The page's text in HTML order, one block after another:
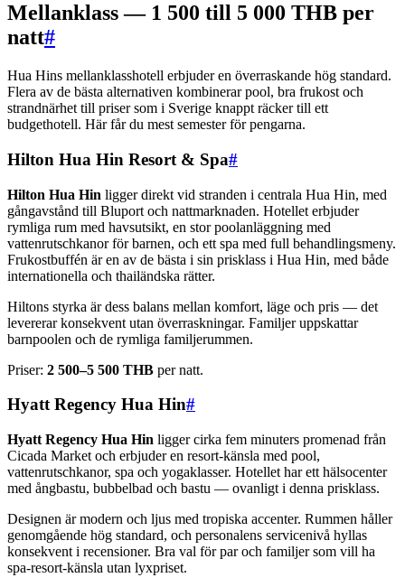
Mellanklass — 1 500 till 5 000 THB per
natt#
Hua Hins mellanklasshotell erbjuder en överraskande hög standard.
Flera av de bästa alternativen kombinerar pool, bra frukost och
strandnärhet till priser som i Sverige knappt räcker till ett
budgethotell. Här får du mest semester för pengarna.
Hilton Hua Hin Resort & Spa#
Hilton Hua Hin ligger direkt vid stranden i centrala Hua Hin, med
gångavstånd till Bluport och nattmarknaden. Hotellet erbjuder
rymliga rum med havsutsikt, en stor poolanläggning med
vattenrutschkanor för barnen, och ett spa med full behandlingsmeny.
Frukostbuffén är en av de bästa i sin prisklass i Hua Hin, med både
internationella och thailändska rätter.
Hiltons styrka är dess balans mellan komfort, läge och pris — det
levererar konsekvent utan överraskningar. Familjer uppskattar
barnpoolen och de rymliga familjerummen.
Priser: 2 500–5 500 THB per natt.
Hyatt Regency Hua Hin#
Hyatt Regency Hua Hin ligger cirka fem minuters promenad från
Cicada Market och erbjuder en resort-känsla med pool,
vattenrutschkanor, spa och yogaklasser. Hotellet har ett hälsocenter
med ångbastu, bubbelbad och bastu — ovanligt i denna prisklass.
Designen är modern och ljus med tropiska accenter. Rummen håller
genomgående hög standard, och personalens servicenivå hyllas
konsekvent i recensioner. Bra val för par och familjer som vill ha
spa-resort-känsla utan lyxpriset.